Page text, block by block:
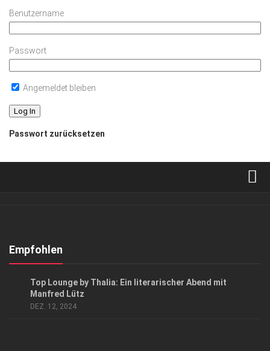
Benutzername
Passwort
Angemeldet bleiben
Passwort zurücksetzen
Kontakt, Impressum
Empfohlen
Top Lounge by Thalia: Ein literarischer Abend mit
Manfred Lütz
DEZ. 12, 2024